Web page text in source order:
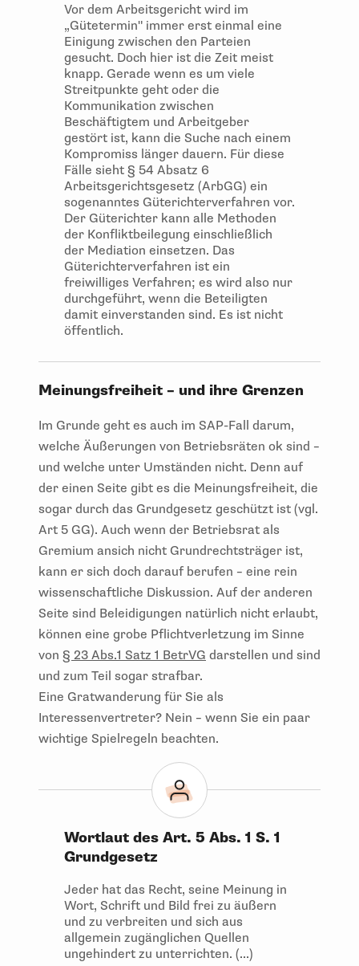
Vor dem Arbeitsgericht wird im
„Gütetermin" immer erst einmal eine
Einigung zwischen den Parteien
gesucht. Doch hier ist die Zeit meist
knapp. Gerade wenn es um viele
Streitpunkte geht oder die
Kommunikation zwischen
Beschäftigtem und Arbeitgeber
gestört ist, kann die Suche nach einem
Kompromiss länger dauern. Für diese
Fälle sieht § 54 Absatz 6
Arbeitsgerichtsgesetz (ArbGG) ein
sogenanntes Güterichterverfahren vor.
Der Güterichter kann alle Methoden
der Konfliktbeilegung einschließlich
der Mediation einsetzen. Das
Güterichterverfahren ist ein
freiwilliges Verfahren; es wird also nur
durchgeführt, wenn die Beteiligten
damit einverstanden sind. Es ist nicht
öffentlich.
Meinungsfreiheit – und ihre Grenzen
Im Grunde geht es auch im SAP-Fall darum,
welche Äußerungen von Betriebsräten ok sind –
und welche unter Umständen nicht. Denn auf
der einen Seite gibt es die Meinungsfreiheit, die
sogar durch das Grundgesetz geschützt ist (vgl.
Art 5 GG). Auch wenn der Betriebsrat als
Gremium ansich nicht Grundrechtsträger ist,
kann er sich doch darauf berufen – eine rein
wissenschaftliche Diskussion. Auf der anderen
Seite sind Beleidigungen natürlich nicht erlaubt,
können eine grobe Pflichtverletzung im Sinne
von § 23 Abs.1 Satz 1 BetrVG darstellen und sind
und zum Teil sogar strafbar.
Eine Gratwanderung für Sie als
Interessenvertreter? Nein – wenn Sie ein paar
wichtige Spielregeln beachten.
Wortlaut des Art. 5 Abs. 1 S. 1
Grundgesetz
Jeder hat das Recht, seine Meinung in
Wort, Schrift und Bild frei zu äußern
und zu verbreiten und sich aus
allgemein zugänglichen Quellen
ungehindert zu unterrichten. (...)